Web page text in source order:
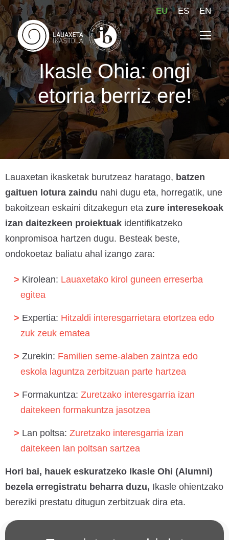
EU ES EN
Ikasle Ohia: ongi
etorria berriz ere!
Lauaxetan ikasketak burutzeaz haratago, batzen
gaituen lotura zaindu nahi dugu eta, horregatik, une
bakoitzean eskaini ditzakegun eta zure interesekoak
izan daitezkeen proiektuak identifikatzeko
konpromisoa hartzen dugu. Besteak beste,
ondokoetaz baliatu ahal izango zara:
Kirolean: Lauaxetako kirol guneen erreserba
egitea
Expertia: Hitzaldi interesgarrietara etortzea edo
zuk zeuk ematea
Zurekin: Familien seme-alaben zaintza edo
eskola laguntza zerbitzuan parte hartzea
Formakuntza:Zuretzako interesgarria izan
daitekeen formakuntza jasotzea
Lan poltsa:Zuretzako interesgarria izan
daitekeen lan poltsan sartzea
Hori bai, hauek eskuratzeko Ikasle Ohi (Alumni)
bezela erregistratu beharra duzu, Ikasle ohientzako
bereziki prestatu ditugun zerbitzuak dira eta.